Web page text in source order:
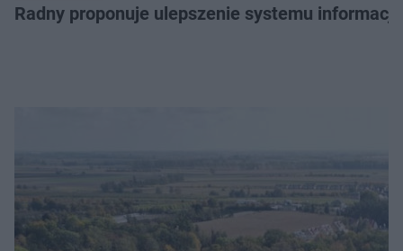
Radny proponuje ulepszenie systemu